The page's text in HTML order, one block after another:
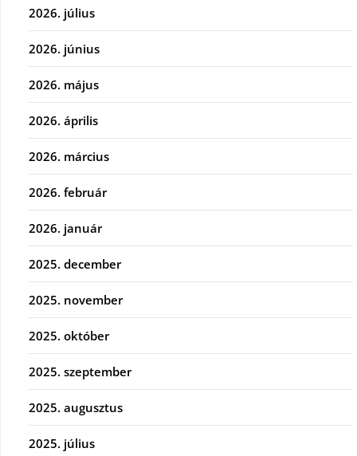
2026. július
2026. június
2026. május
2026. április
2026. március
2026. február
2026. január
2025. december
2025. november
2025. október
2025. szeptember
2025. augusztus
2025. július